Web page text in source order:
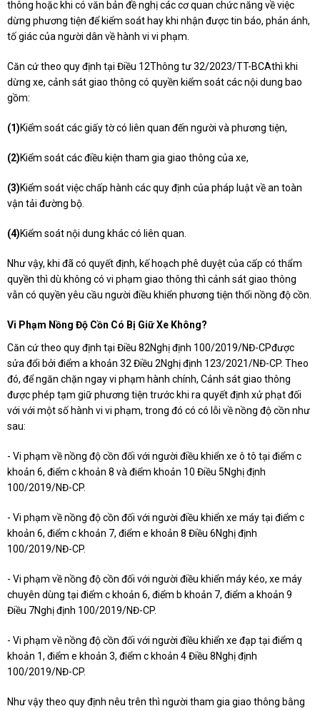
thông hoặc khi có văn bản đề nghị các cơ quan chức năng về việc
dừng phương tiện để kiểm soát hay khi nhận được tin báo, phản ánh,
tố giác của người dân về hành vi vi phạm.
Căn cứ theo quy định tại Điều 12Thông tư 32/2023/TT-BCAthì khi
dừng xe, cảnh sát giao thông có quyền kiểm soát các nội dung bao
gồm:
(1)Kiểm soát các giấy tờ có liên quan đến người và phương tiện,
(2)Kiểm soát các điều kiện tham gia giao thông của xe,
(3)Kiểm soát việc chấp hành các quy định của pháp luật về an toàn
vận tải đường bộ.
(4)Kiểm soát nội dung khác có liên quan.
Như vậy, khi đã có quyết định, kế hoạch phê duyệt của cấp có thẩm
quyền thì dù không có vi phạm giao thông thì cảnh sát giao thông
vẫn có quyền yêu cầu người điều khiển phương tiện thổi nồng độ cồn.
Vi Phạm Nồng Độ Cồn Có Bị Giữ Xe Không?
Căn cứ theo quy định tại Điều 82Nghị định 100/2019/NĐ-CPđược
sửa đổi bởi điểm a khoản 32 Điều 2Nghị định 123/2021/NĐ-CP. Theo
đó, để ngăn chặn ngay vi phạm hành chính, Cảnh sát giao thông
được phép tạm giữ phương tiện trước khi ra quyết định xử phạt đối
với với một số hành vi vi phạm, trong đó có có lỗi về nồng độ cồn như
sau:
- Vi phạm về nồng độ cồn đối với người điều khiển xe ô tô tại điểm c
khoản 6, điểm c khoản 8 và điểm khoản 10 Điều 5Nghị định
100/2019/NĐ-CP.
- Vi phạm về nồng độ cồn đối với người điều khiển xe máy tại điểm c
khoản 6, điểm c khoản 7, điểm e khoản 8 Điều 6Nghị định
100/2019/NĐ-CP.
- Vi phạm về nồng độ cồn đối với người điều khiển máy kéo, xe máy
chuyên dùng tại điểm c khoản 6, điểm b khoản 7, điểm a khoản 9
Điều 7Nghị định 100/2019/NĐ-CP.
- Vi phạm về nồng độ cồn đối với người điều khiển xe đạp tại điểm q
khoản 1, điểm e khoản 3, điểm c khoản 4 Điều 8Nghị định
100/2019/NĐ-CP.
Như vậy theo quy định nêu trên thì người tham gia giao thông bằng